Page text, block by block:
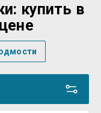
купить в